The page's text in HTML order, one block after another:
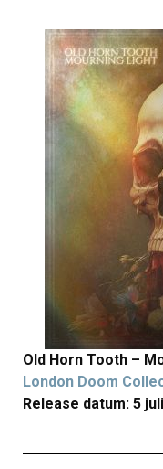
Old Horn Tooth –
London Doom
Release datum: 5